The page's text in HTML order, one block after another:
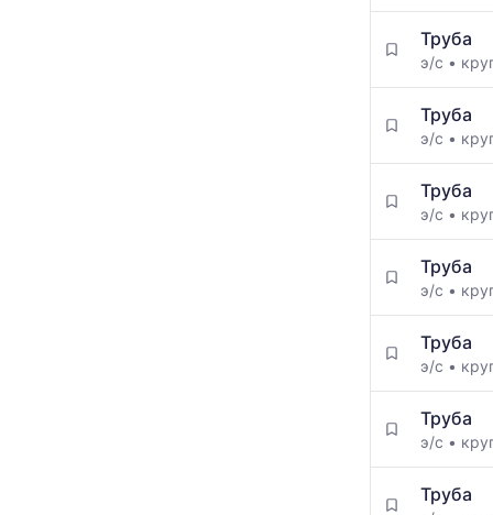
Труба
э/с •
Труба
э/с •
Труба
э/с •
Труба
э/с •
Труба
э/с •
Труба
э/с •
Труба